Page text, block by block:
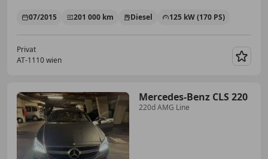
07/2015 201 000 km Diesel 125 kW (170 PS)
Privat
AT-1110 wien
Mercedes-Benz CLS 220
220d AMG Line